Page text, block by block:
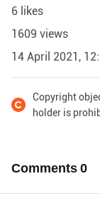
6 likes
1609 views
14 April 2021,
Copyright
holder is
Comments0